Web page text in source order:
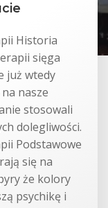
Historia
sięga
już wtedy
nasze
stosowali
dolegliwości.
Podstawowe
się na
że kolory
psychikę i